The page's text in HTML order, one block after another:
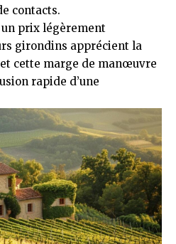
contacts.
un prix légèrement
girondins apprécient la
cette marge de manœuvre
rapide d’une